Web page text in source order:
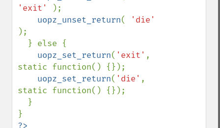
'exit'
);
uopz_unset_return(
);
uopz_set_return( 'exit' ,
static function() {});
uopz_set_return( 'die' ,
static function() {});